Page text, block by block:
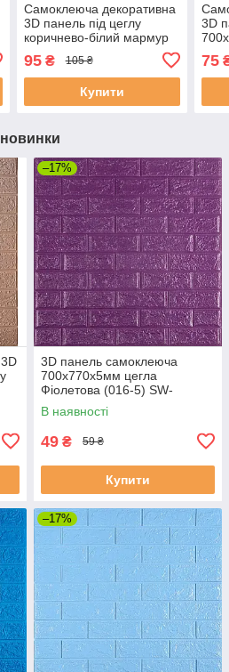
Самоклеюча декоративна
3D панель під цеглу
коричнево-білий мармур
95₴ 105 ₴
Купити
3D
75
новинки
–17%
3D панель самоклеюча
700х770х5мм цегла
Фіолетова (016-5) SW-
00000150
В наявності
49 ₴ 59 ₴
Купити
–17%